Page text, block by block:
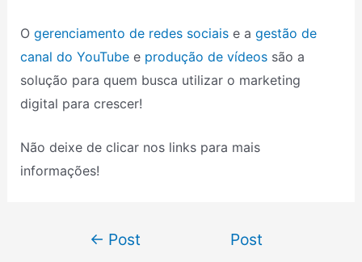
O gerenciamento de redes sociaise a gestão de
canal do YouTubee produção de vídeossão a
solução para quem busca utilizar o marketing
digital para crescer!
Não deixe de clicar nos links para mais
informações!
← Post
Post